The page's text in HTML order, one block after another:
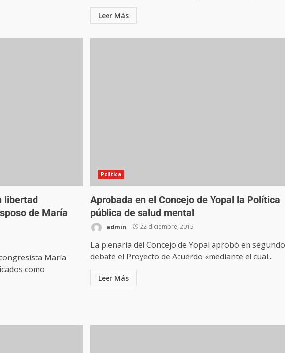
Leer Más
libertad
de María
María
como
Politica
Aprobada en el Concejo de Yopal la Política
pública de salud mental
admin 22 diciembre, 2015
La plenaria del Concejo de Yopal aprobó en segundo
debate el Proyecto de Acuerdo «mediante el cual...
Leer Más